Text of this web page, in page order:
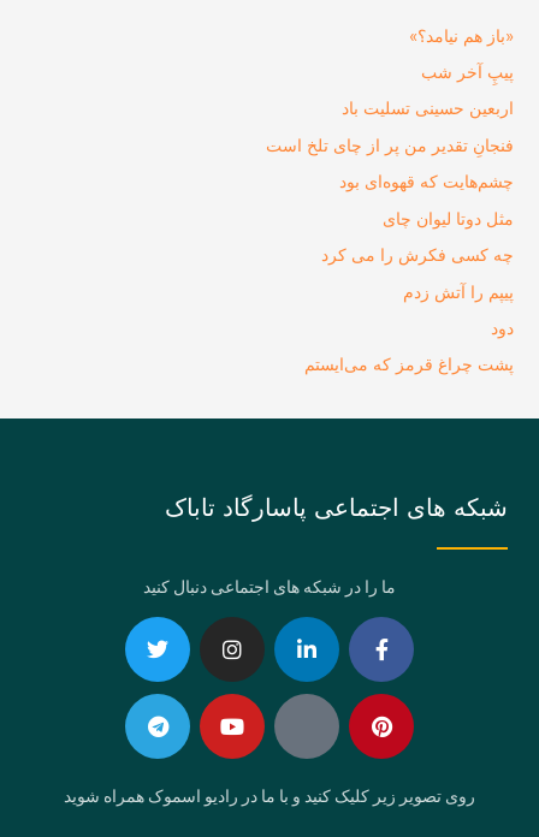
«باز هم نیامد؟»
پیپِ آخر شب
اربعین حسینی تسلیت باد
فنجانِ تقدیر من پر از چای تلخ است
چشم‌هایت که قهوه‌ای بود
مثل دوتا لیوان چای
چه کسی فکرش را می‌ کرد
پیپم را آتش زدم
دود
پشت چراغ قرمز که می‌ایستم
شبکه های اجتماعی پاسارگاد تاباک
ما را در شبکه های اجتماعی دنبال کنید
Facebook-
f
Linkedin-
in
Instagram
Twitter Pinterest
Eaparat
Youtube
Telegram
روی تصویر زیر کلیک کنید و با ما در رادیو اسموک همراه شوید